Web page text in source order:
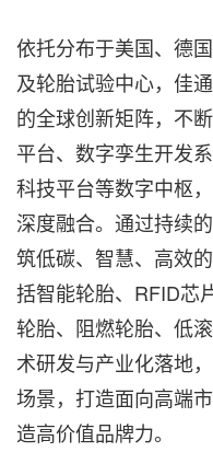
依托分布于美国、德
及轮胎试验中心，佳
的全球创新矩阵，不
平台、数字孪生开发
科技平台等数字中枢
深度融合。通过持续
筑低碳、智慧、高效
括智能轮胎、RFID芯
轮胎、阻燃轮胎、低
术研发与产业化落地
场景，打造面向高端
造高价值品牌力。